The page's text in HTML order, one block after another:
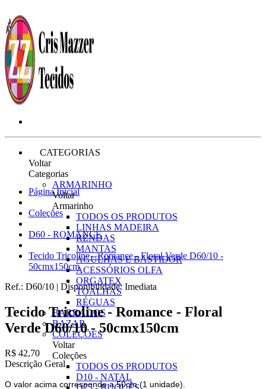
CATEGORIAS
Voltar
Categorias
ARMARINHO
Voltar
Armarinho
TODOS OS PRODUTOS
LINHAS MADEIRA
RENDAS
MANTAS
AGULHAS E BASTIDOR
ACESSÓRIOS OLFA
ORGATEX
TOALHAS
RÉGUAS
BARRADOS
BAZAR
COLEÇÕES
Voltar
Coleções
TODOS OS PRODUTOS
D10 - NATAL
Página Inicial
Coleções
D60 - ROMANCE
Tecido Tricoline - Romance - Floral Verde D60/10 -
50cmx150cm
Ref.: D60/10 | Disponibilidade: Imediata
Tecido Tricoline - Romance - Floral
Verde D60/10 - 50cmx150cm
R$ 42,70
Descrição Geral
O valor acima corresponde a 50cm (1 unidade).